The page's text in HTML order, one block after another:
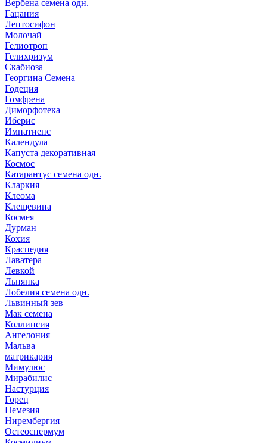
Вербена семена одн.
Гацания
Лептосифон
Молочай
Гелиотроп
Гелихризум
Скабиоза
Георгина Семена
Годеция
Гомфрена
Диморфотека
Иберис
Импатиенс
Календула
Капуста декоративная
Космос
Катарантус семена одн.
Кларкия
Клеома
Клещевина
Космея
Дурман
Кохия
Краспедия
Лаватера
Левкой
Льнянка
Лобелия семена одн.
Львинный зев
Мак семена
Коллинсия
Ангелония
Мальва
матрикария
Мимулюс
Мирабилис
Настурция
Горец
Немезия
Нирембергия
Остеоспермум